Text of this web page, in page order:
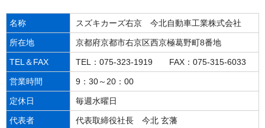
名称 スズキカーズ右京 今北自動車工業株式会社
所在地 京都府京都市右京区西京極葛野町8番地
TEL＆FAX TEL：075-323-1919 FAX：075-315-6033
営業時間 9：30～20：00
定休日 毎週水曜日
代表者 代表取締役社長 今北 玄藩